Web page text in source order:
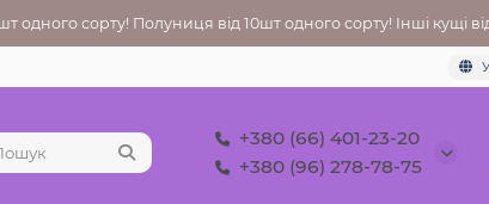
одного сорту! Полуниця від 10шт одного сорту! Інші кущі
+380 (66) 401-23-20
+380 (96) 278-78-75